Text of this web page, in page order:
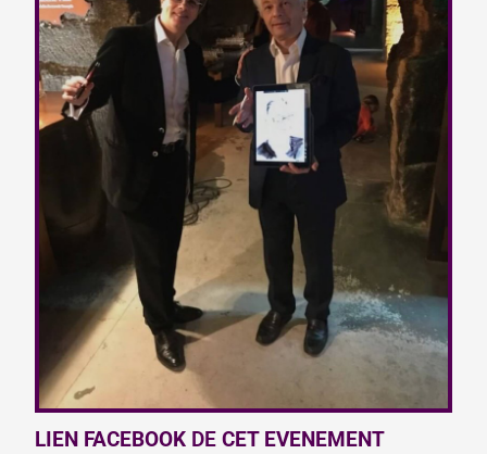
LIEN FACEBOOK DE CET EVENEMENT